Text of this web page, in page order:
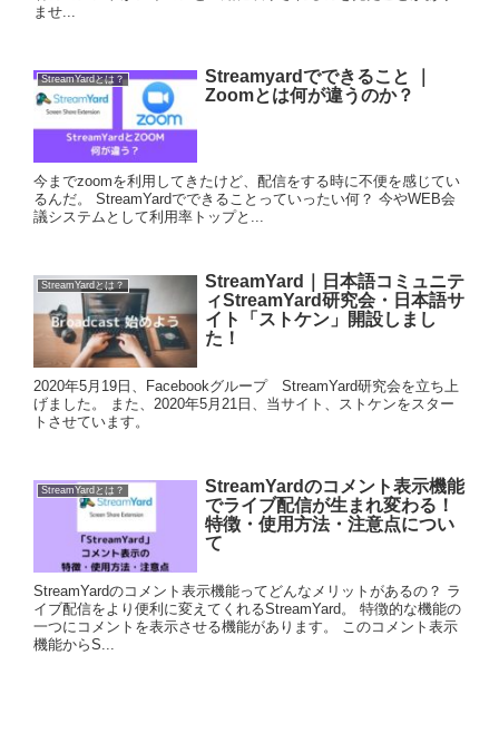
ませ...
StreamYardとは？
Streamyardでできること ｜
Zoomとは何が違うのか？
今までzoomを利用してきたけど、配信をする時に不便を感じてい
るんだ。 StreamYardでできることっていったい何？ 今やWEB会
議システムとして利用率トップと...
StreamYardとは？
StreamYard｜日本語コミュニテ
ィStreamYard研究会・日本語サ
イト「ストケン」開設しまし
た！
2020年5月19日、Facebookグループ StreamYard研究会を立ち上
げました。 また、2020年5月21日、当サイト、ストケンをスター
トさせています。
StreamYardとは？
StreamYardのコメント表示機能
でライブ配信が生まれ変わる！
特徴・使用方法・注意点につい
て
StreamYardのコメント表示機能ってどんなメリットがあるの？ ラ
イブ配信をより便利に変えてくれるStreamYard。 特徴的な機能の
一つにコメントを表示させる機能があります。 このコメント表示
機能からS...